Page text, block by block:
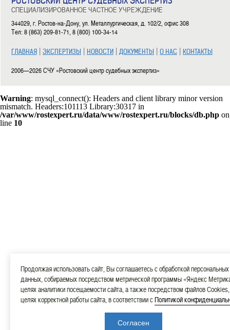
СПЕЦИАЛИЗИРОВАННОЕ ЧАСТНОЕ УЧРЕЖДЕНИЕ
344029, г. Ростов-на-Дону, ул. Металлургическая, д. 102/2, офис 308
Тел: 8 (863) 209-81-71, 8 (800) 100-34-14
ГЛАВНАЯ | ЭКСПЕРТИЗЫ | НОВОСТИ | ДОКУМЕНТЫ | О НАС | КОНТАКТЫ
2006—2026 СЧУ «Ростовский центр судебных экспертиз»
Warning: mysql_connect(): Headers and client library minor version
mismatch. Headers:101113 Library:30317 in
/var/www/rostexpert.ru/data/www/rostexpert.ru/blocks/db.php on
line 10
Продолжая использовать сайт, Вы соглашаетесь с обработкой персональных
данных, собираемых посредством метрической программы «Яндекс
целях аналитики посещаемости сайта, а также посредством файлов
целях корректной работы сайта, в соответствии сПолитикой
Согласен